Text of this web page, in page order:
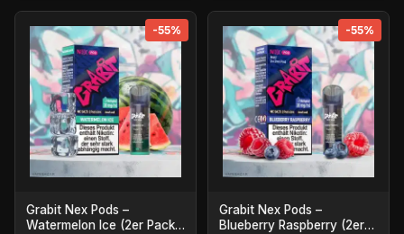
-55%
Grabit Nex Pods –
Watermelon Ice (2er Pack)
-55%
Grabit Nex Pods –
Blueberry Raspberry (2er